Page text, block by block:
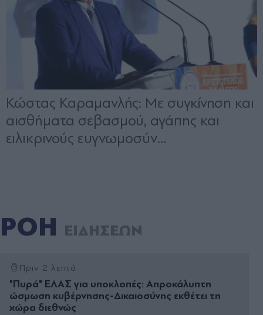
ΡΟΗ ΕΙΔΗΣΕΩΝ
Πριν 2 λεπτά
"Πυρά" ΕΛΑΣ για υποκλοπές: Απροκάλυπτη
ώσμωση κυβέρνησης-Δικαιοσύνης εκθέτει τη
χώρα διεθνώς